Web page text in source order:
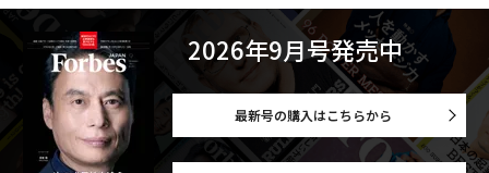
2026年9月号発売中
最新号の購入はこちらから